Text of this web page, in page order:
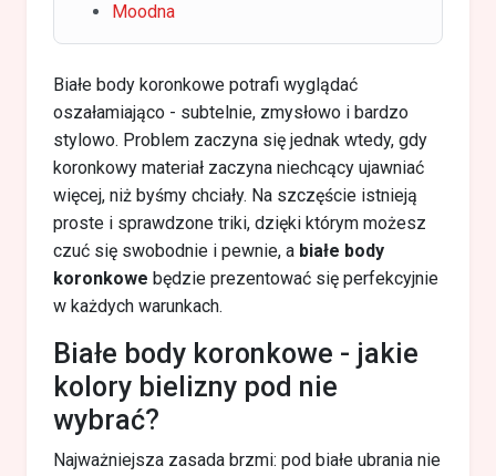
Moodna
Białe body koronkowe potrafi wyglądać
oszałamiająco - subtelnie, zmysłowo i bardzo
stylowo. Problem zaczyna się jednak wtedy, gdy
koronkowy materiał zaczyna niechcący ujawniać
więcej, niż byśmy chciały. Na szczęście istnieją
proste i sprawdzone triki, dzięki którym możesz
czuć się swobodnie i pewnie, a białe body
koronkowe będzie prezentować się perfekcyjnie
w każdych warunkach.
Białe body koronkowe - jakie
kolory bielizny pod nie
wybrać?
Najważniejsza zasada brzmi: pod białe ubrania nie